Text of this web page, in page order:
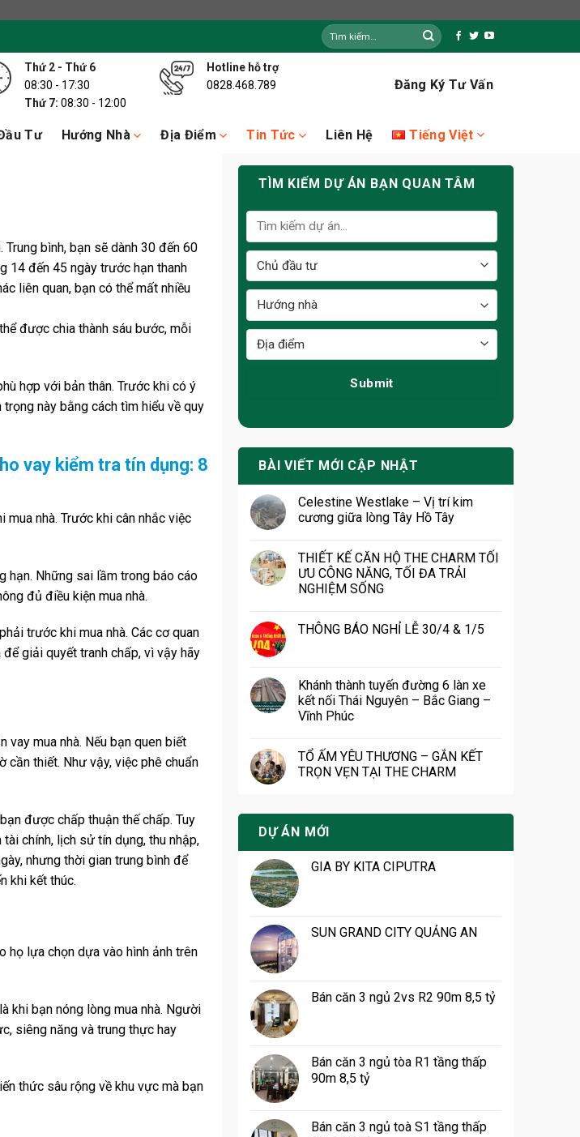
Tìm
kiếm:
Thứ 2 - Thứ 6
08:30 - 17:30
Thứ 7: 08:30 - 12:00
Hotline hỗ trợ
0828.468.789
Đăng Ký Tư Vấn
Tư Hướng Nhà Địa Điểm Tin Tức Liên Hệ Tiếng Việt
bình, bạn sẽ dành 30 đến 60
14 đến 45 ngày trước hạn thanh
liên quan, bạn có thể mất nhiều
được chia thành sáu bước, mỗi
hợp với bản thân. Trước khi có ý
này bằng cách tìm hiểu về quy
vay kiểm tra tín dụng: 8
nhà. Trước khi cân nhắc việc
hạn. Những sai lầm trong báo cáo
đủ điều kiện mua nhà.
trước khi mua nhà. Các cơ quan
giải quyết tranh chấp, vì vậy hãy
vay mua nhà. Nếu bạn quen biết
thiết. Như vậy, việc phê chuẩn
được chấp thuận thế chấp. Tuy
chính, lịch sử tín dụng, thu nhập,
nhưng thời gian trung bình để
khi kết thúc.
họ lựa chọn dựa vào hình ảnh trên
khi bạn nóng lòng mua nhà. Người
siêng năng và trung thực hay
thức sâu rộng về khu vực mà bạn
TÌM KIẾM DỰ ÁN BẠN QUAN TÂM
BÀI VIẾT MỚI CẬP NHẬT
Celestine Westlake – Vị trí kim
cương giữa lòng Tây Hồ Tây
THIẾT KẾ CĂN HỘ THE CHARM TỐI
ƯU CÔNG NĂNG, TỐI ĐA TRẢI
NGHIỆM SỐNG
THÔNG BÁO NGHỈ LỄ 30/4 & 1/5
Khánh thành tuyến đường 6 làn xe
kết nối Thái Nguyên – Bắc Giang –
Vĩnh Phúc
TỔ ẤM YÊU THƯƠNG – GẮN KẾT
TRỌN VẸN TẠI THE CHARM
DỰ ÁN MỚI
GIA BY KITA CIPUTRA
SUN GRAND CITY QUẢNG AN
Bán căn 3 ngủ 2vs R2 90m 8,5 tỷ
Bán căn 3 ngủ tòa R1 tầng thấp
90m 8,5 tỷ
Bán căn 3 ngủ toà S1 tầng thấp